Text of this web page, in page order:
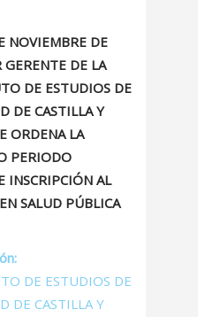
NOVIEMBRE DE
DE LA
DE ESTUDIOS DE
DE CASTILLA Y
ORDENA LA
PERIODO
INSCRIPCIÓN AL
SALUD PÚBLICA
DE ESTUDIOS DE
DE CASTILLA Y